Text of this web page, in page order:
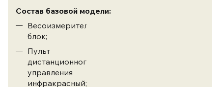
Состав базовой модели:
Весоизмерительный
блок;
Пульт
дистанционного
управления
инфракрасный;